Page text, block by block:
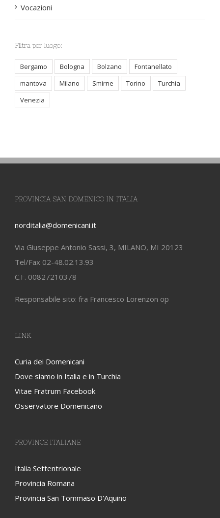
Vocazioni
Filtra per luogo:
Bergamo Bologna Bolzano
Fontanellato
mantova
Milano Smirne Torino
Turchia
Venezia
PROVINCIA SAN DOMENICO IN ITALIA
norditalia@domenicani.it
Via Giuseppe Antonio Sassi, 3, MILANO, MI 20123
Tel/Fax 02-48.02.13.93
C.F. 00827210378
Responsabile sito: fra Francesco Lorenzon op
LINK
Curia dei Domenicani
Dove siamo in Italia e in Turchia
Vitae Fratrum Facebook
Osservatore Domenicano
PROVINCE ITALIANE
Italia Settentrionale
Provincia Romana
Provincia San Tommaso D'Aquino